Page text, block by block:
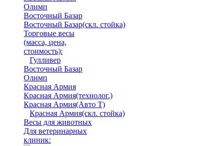
Олимп
Восточный Базар
Восточный Базар(скл. стойка)
Торговые весы
(масса, цена,
стоимость):
Гулливер
Восточный Базар
Олимп
Красная Армия
Красная Армия(технолог.)
Красная Армия(Авто Т)
Красная Армия(скл. стойка)
Весы для животных
Для ветеринарных
клиник: